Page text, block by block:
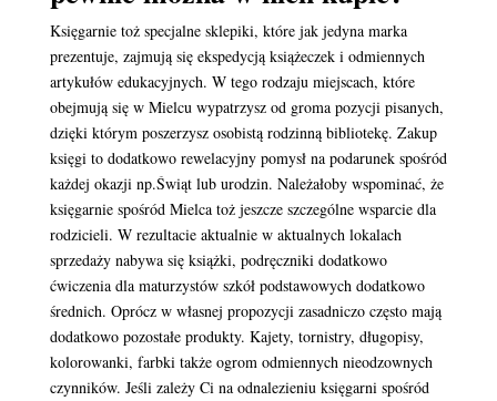
Księgarnie toż specjalne sklepiki, które jak jedyna marka
prezentuje, zajmują się ekspedycją książeczek i odmiennych
artykułów edukacyjnych. W tego rodzaju miejscach, które
obejmują się w Mielcu wypatrzysz od groma pozycji pisanych,
dzięki którym poszerzysz osobistą rodzinną bibliotekę. Zakup
księgi to dodatkowo rewelacyjny pomysł na podarunek spośród
każdej okazji np.Świąt lub urodzin. Należałoby wspominać, że
księgarnie spośród Mielca toż jeszcze szczególne wsparcie dla
rodzicieli. W rezultacie aktualnie w aktualnych lokalach
sprzedaży nabywa się książki, podręczniki dodatkowo
ćwiczenia dla maturzystów szkół podstawowych dodatkowo
średnich. Oprócz w własnej propozycji zasadniczo często mają
dodatkowo pozostałe produkty. Kajety, tornistry, długopisy,
kolorowanki, farbki także ogrom odmiennych nieodzownych
czynników. Jeśli zależy Ci na odnalezieniu księgarni spośród